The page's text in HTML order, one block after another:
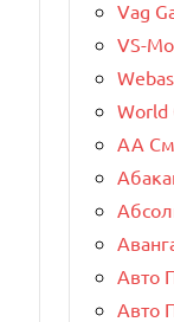
Vag
VS-
World
АА
Авто
Авто